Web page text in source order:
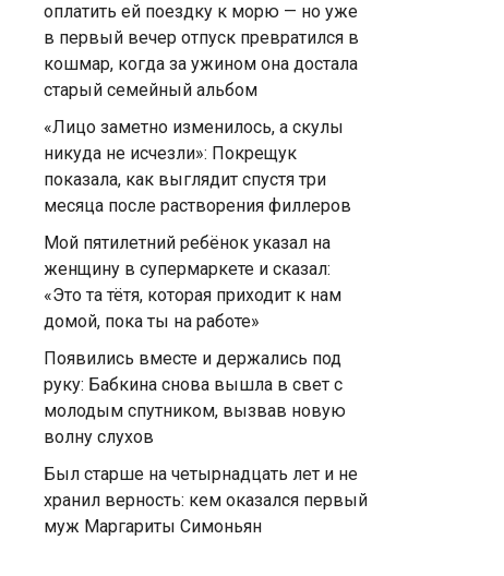
оплатить ей поездку к морю — но уже
в первый вечер отпуск превратился в
кошмар, когда за ужином она достала
старый семейный альбом
«Лицо заметно изменилось, а скулы
никуда не исчезли»: Покрещук
показала, как выглядит спустя три
месяца после растворения филлеров
Мой пятилетний ребёнок указал на
женщину в супермаркете и сказал:
«Это та тётя, которая приходит к нам
домой, пока ты на работе»
Появились вместе и держались под
руку: Бабкина снова вышла в свет с
молодым спутником, вызвав новую
волну слухов
Был старше на четырнадцать лет и не
хранил верность: кем оказался первый
муж Маргариты Симоньян